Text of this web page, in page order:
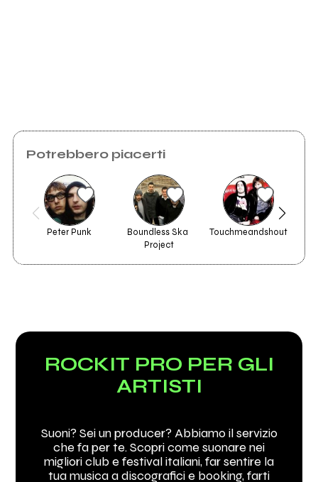
Potrebbero piacerti
Peter Punk
Boundless Ska
Project
Touchmeandshout
ROCKIT PRO PER GLI
ARTISTI
Suoni? Sei un producer? Abbiamo il servizio
che fa per te. Scopri come suonare nei
migliori club e festival italiani, far sentire la
tua musica a discografici e booking, farti